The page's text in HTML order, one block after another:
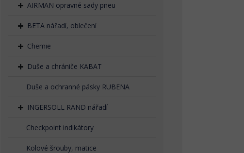
AIRMAN opravné sady pneu
BETA nářadí, oblečení
Chemie
Duše a chrániče KABAT
Duše a ochranné pásky RUBENA
INGERSOLL RAND nářadí
Checkpoint indikátory
Kolové šrouby, matice